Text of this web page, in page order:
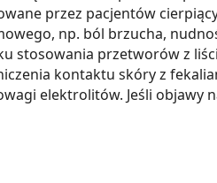
przez pacjentów
np. ból brzucha,
stosowania przetworów z
kontaktu skóry z
elektrolitów. Jeśli objawy